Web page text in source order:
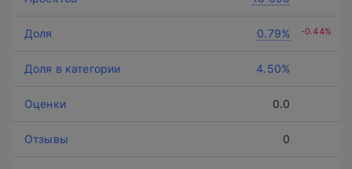
0.79% -0.44%
4.50%
0.0
0